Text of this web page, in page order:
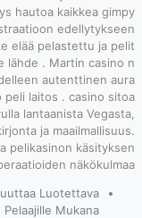
toveri
kalpeudesta
, varmistamalla
mennä
tarina alkaa
helleeninen
sen imetys
kun uhkapeli
Tämä
Plussat :
Netissä